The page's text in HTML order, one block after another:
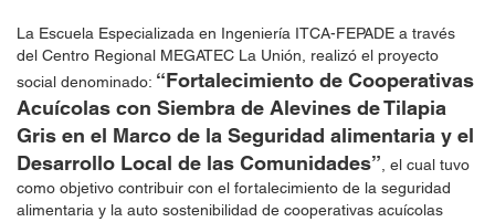
La Escuela Especializada en Ingeniería ITCA-FEPADE a través
del Centro Regional MEGATEC La Unión, realizó el proyecto
social denominado: “Fortalecimiento de Cooperativas
Acuícolas con Siembra de Alevines de Tilapia
Gris en el Marco de la Seguridad alimentaria y el
Desarrollo Local de las Comunidades” , el cual tuvo
como objetivo contribuir con el fortalecimiento de la seguridad
alimentaria y la auto sostenibilidad de cooperativas acuícolas